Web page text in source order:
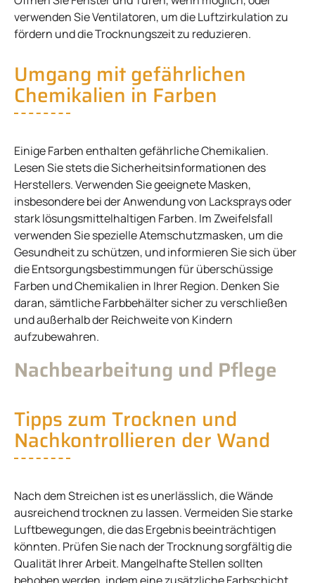
verwenden Sie Ventilatoren, um die Luftzirkulation zu
fördern und die Trocknungszeit zu reduzieren.
Umgang mit gefährlichen
Chemikalien in Farben
Einige Farben enthalten gefährliche Chemikalien.
Lesen Sie stets die Sicherheitsinformationen des
Herstellers. Verwenden Sie geeignete Masken,
insbesondere bei der Anwendung von Lacksprays oder
stark lösungsmittelhaltigen Farben. Im Zweifelsfall
verwenden Sie spezielle Atemschutzmasken, um die
Gesundheit zu schützen, und informieren Sie sich über
die Entsorgungsbestimmungen für überschüssige
Farben und Chemikalien in Ihrer Region. Denken Sie
daran, sämtliche Farbbehälter sicher zu verschließen
und außerhalb der Reichweite von Kindern
aufzubewahren.
Nachbearbeitung und Pflege
Tipps zum Trocknen und
Nachkontrollieren der Wand
Nach dem Streichen ist es unerlässlich, die Wände
ausreichend trocknen zu lassen. Vermeiden Sie starke
Luftbewegungen, die das Ergebnis beeinträchtigen
könnten. Prüfen Sie nach der Trocknung sorgfältig die
Qualität Ihrer Arbeit. Mangelhafte Stellen sollten
behoben werden, indem eine zusätzliche Farbschicht